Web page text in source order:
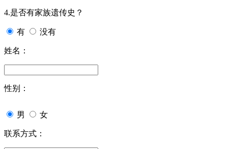
4.是否有家族遗传史？
有 没有
姓名：
性别：
男 女
联系方式：